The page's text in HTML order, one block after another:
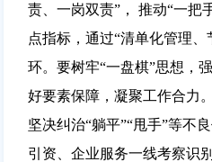
责、一岗双责”， 推动“一把
点指标，通过“清单化管理
环。要树牢“一盘棋”思想，
好要素保障，凝聚工作合力
坚决纠治“躺平”“甩手”等不
引资、企业服务一线考察识